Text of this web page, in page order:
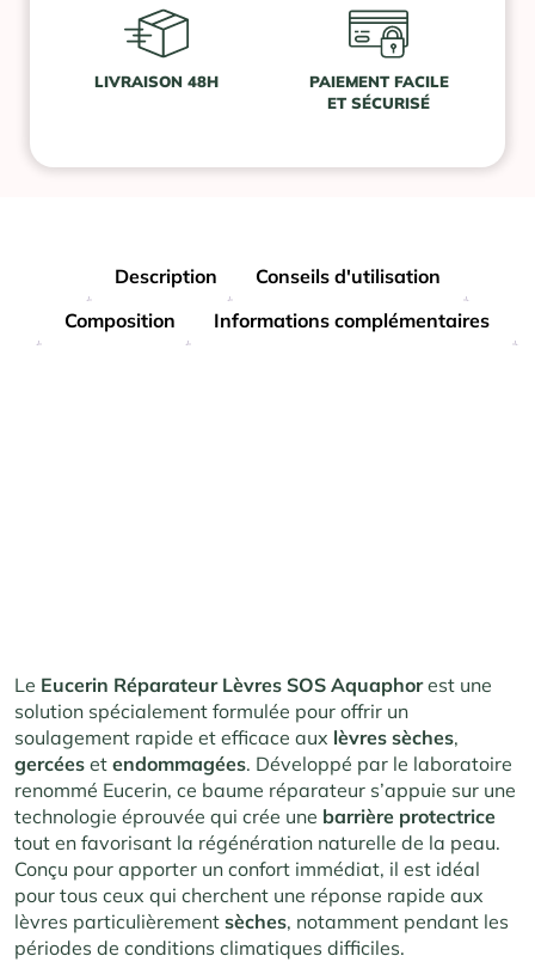
LIVRAISON 48H
PAIEMENT FACILE
ET SÉCURISÉ
Description
Conseils d'utilisation
Composition
Informations complémentaires
Le Eucerin Réparateur Lèvres SOS Aquaphorest une
solution spécialement formulée pour offrir un
soulagement rapide et efficace aux lèvres sèches,
gercées et endommagées. Développé par le laboratoire
renommé Eucerin, ce baume réparateur s’appuie sur une
technologie éprouvée qui crée une barrière protectrice
tout en favorisant la régénération naturelle de la peau.
Conçu pour apporter un confort immédiat, il est idéal
pour tous ceux qui cherchent une réponse rapide aux
lèvres particulièrement sèches, notamment pendant les
périodes de conditions climatiques difficiles.